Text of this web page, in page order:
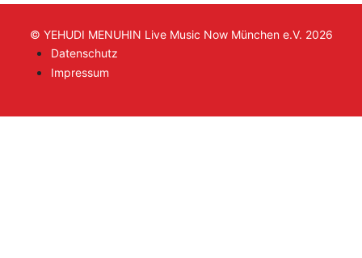
© YEHUDI MENUHIN Live Music Now München e.V. 2026
Datenschutz
Impressum